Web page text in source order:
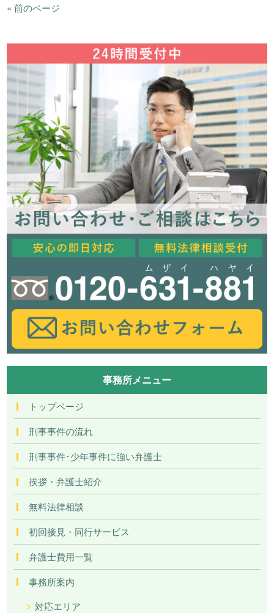
« 前のページ
事務所メニュー
トップページ
刑事事件の流れ
刑事事件･少年事件に強い弁護士
挨拶・弁護士紹介
無料法律相談
初回接見・同行サービス
弁護士費用一覧
事務所案内
対応エリア